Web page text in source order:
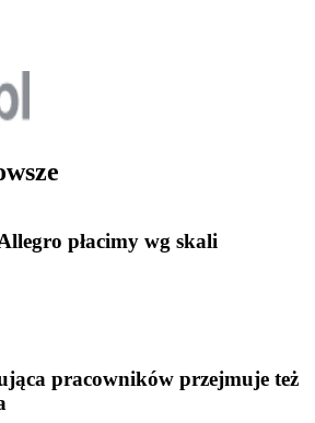
płacimy wg skali
pracowników przejmuje też